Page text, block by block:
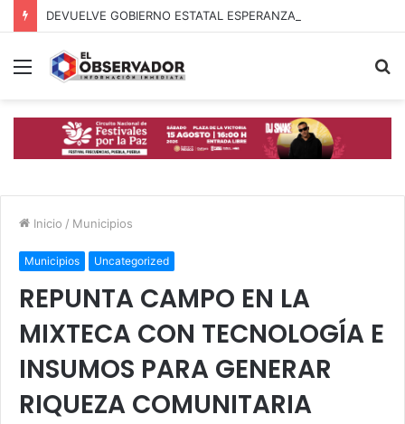
Menú
Inicio / Municipios
Municipios Uncategorized
REPUNTA CAMPO EN LA
MIXTECA CON TECNOLOGÍA E
INSUMOS PARA GENERAR
RIQUEZA COMUNITARIA